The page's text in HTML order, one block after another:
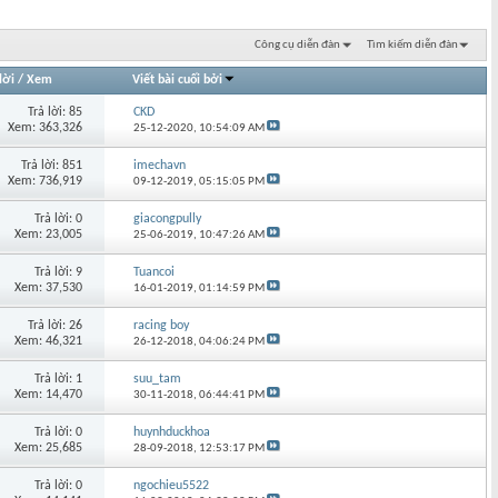
Công cụ diễn đàn Tìm kiếm diễn đàn
/ Xem Viết bài cuối bởi
Trả lời: 85
Xem: 363,326
CKD
25-12-2020, 10:54:09 AM
Trả lời: 851
Xem: 736,919
imechavn
09-12-2019,05:15:05 PM
Trả lời: 0
Xem: 23,005
giacongpully
25-06-2019, 10:47:26 AM
Trả lời: 9
Xem: 37,530
Tuancoi
16-01-2019,01:14:59 PM
Trả lời: 26
Xem: 46,321
racing boy
26-12-2018,04:06:24 PM
Trả lời: 1
Xem: 14,470
suu_tam
30-11-2018,06:44:41 PM
Trả lời: 0
Xem: 25,685
huynhduckhoa
28-09-2018, 12:53:17 PM
Trả lời: 0
ngochieu5522